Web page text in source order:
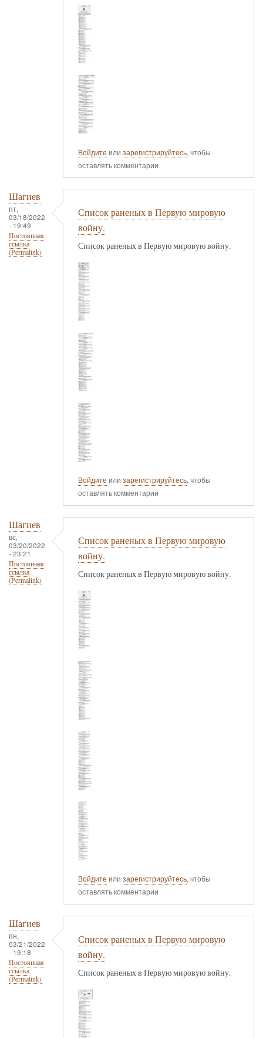
Войдите или зарегистрируйтесь, чтобы
оставлять комментарии
Шагиев
пт,
03/18/2022
- 19:49
Постоянная
ссылка
(Permalink)
Список раненых в Первую мировую
войну.
Список раненых в Первую мировую войну.
Войдите или зарегистрируйтесь, чтобы
оставлять комментарии
Шагиев
вс,
03/20/2022
- 23:21
Постоянная
ссылка
(Permalink)
Список раненых в Первую мировую
войну.
Список раненых в Первую мировую войну.
Войдите или зарегистрируйтесь, чтобы
оставлять комментарии
Шагиев
пн,
03/21/2022
- 19:18
Постоянная
ссылка
(Permalink)
Список раненых в Первую мировую
войну.
Список раненых в Первую мировую войну.